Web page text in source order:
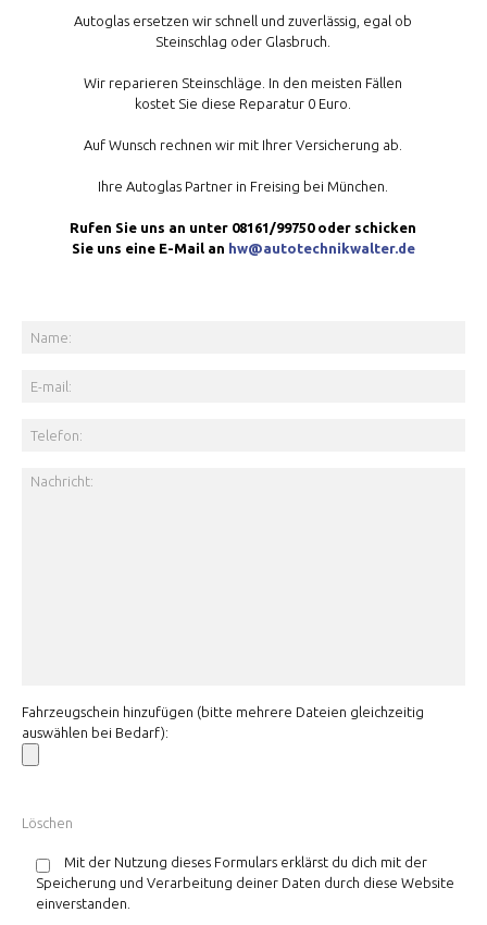
Autoglas ersetzen wir schnell und zuverlässig, egal ob
Steinschlag oder Glasbruch.
Wir reparieren Steinschläge. In den meisten Fällen
kostet Sie diese Reparatur 0 Euro.
Auf Wunsch rechnen wir mit Ihrer Versicherung ab.
Ihre Autoglas Partner in Freising bei München.
Rufen Sie uns an unter 08161/99750 oder schicken
Sie uns eine E-Mail an hw@autotechnikwalter.de
Fahrzeugschein hinzufügen (bitte mehrere Dateien gleichzeitig
auswählen bei Bedarf):
Mit der Nutzung dieses Formulars erklärst du dich mit der
Speicherung und Verarbeitung deiner Daten durch diese Website
einverstanden.